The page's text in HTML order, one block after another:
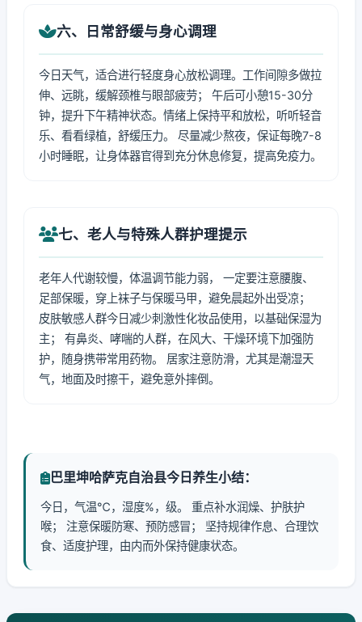
六、日常舒缓与身心调理
今日天气，适合进行轻度身心放松调理。工作间隙多做拉
伸、远眺，缓解颈椎与眼部疲劳； 午后可小憩15-30分
钟，提升下午精神状态。情绪上保持平和放松，听听轻音
乐、看看绿植，舒缓压力。 尽量减少熬夜，保证每晚7-8
小时睡眠，让身体器官得到充分休息修复，提高免疫力。
七、老人与特殊人群护理提示
老年人代谢较慢，体温调节能力弱， 一定要注意腰腹、
足部保暖，穿上袜子与保暖马甲，避免晨起外出受凉；
皮肤敏感人群今日减少刺激性化妆品使用，以基础保湿为
主； 有鼻炎、哮喘的人群，在风大、干燥环境下加强防
护，随身携带常用药物。 居家注意防滑，尤其是潮湿天
气，地面及时擦干，避免意外摔倒。
巴里坤哈萨克自治县今日养生小结：
今日，气温℃，湿度%，级。 重点补水润燥、护肤护
喉； 注意保暖防寒、预防感冒； 坚持规律作息、合理饮
食、适度护理，由内而外保持健康状态。